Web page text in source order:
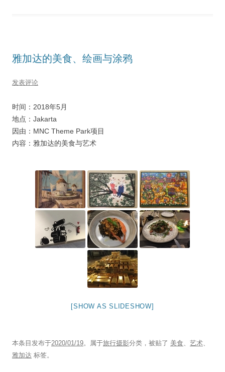
雅加达的美食、绘画与涂鸦
发表评论
时间：2018年5月
地点：Jakarta
因由：MNC Theme Park项目
内容：雅加达的美食与艺术
[SHOW AS SLIDESHOW]
本条目发布于2020/01/19。属于旅行摄影分类，被贴了 美食、 艺术、
雅加达 标签。